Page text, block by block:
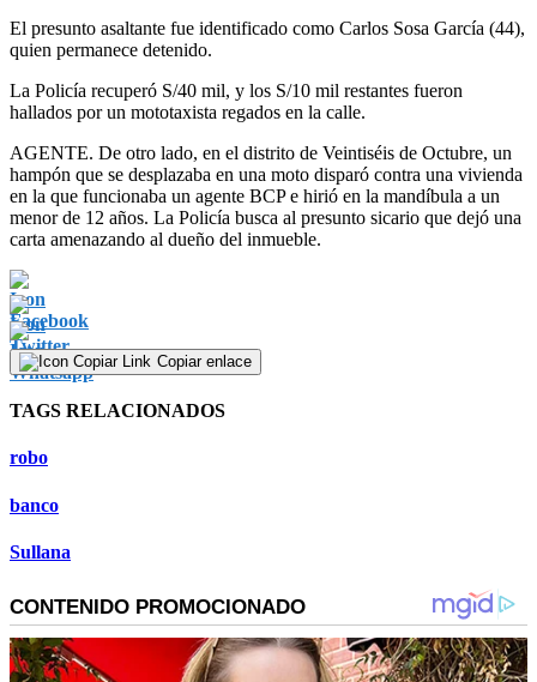
El presunto asaltante fue identificado como Carlos Sosa García (44),
quien permanece detenido.
La Policía recuperó S/40 mil, y los S/10 mil restantes fueron
hallados por un mototaxista regados en la calle.
AGENTE. De otro lado, en el distrito de Veintiséis de Octubre, un
hampón que se desplazaba en una moto disparó contra una vivienda
en la que funcionaba un agente BCP e hirió en la mandíbula a un
menor de 12 años. La Policía busca al presunto sicario que dejó una
carta amenazando al dueño del inmueble.
Copiar enlace
TAGS RELACIONADOS
robo
banco
Sullana